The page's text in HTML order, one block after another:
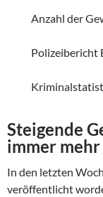
Anzahl der
Polizeibericht
Steigende
immer
In den letzten
veröffentlicht